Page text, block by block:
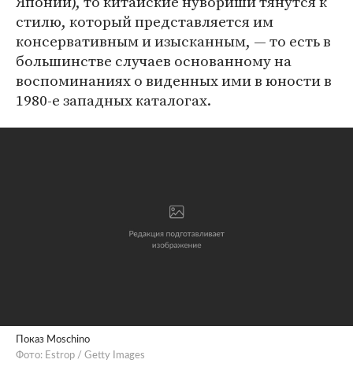
стилю, который представляется им
консервативным и изысканным, — то есть в
большинстве случаев основанному на
воспоминаниях о виденных ими в юности в
1980-е западных каталогах.
Показ Moschino
Фото: Estrop / Getty Images